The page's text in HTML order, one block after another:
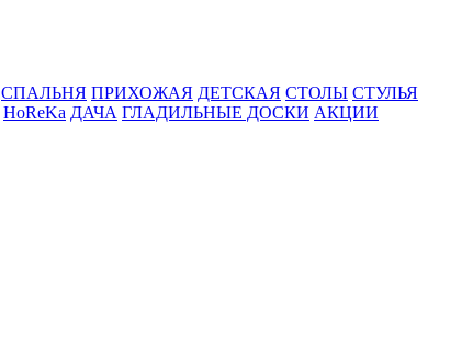
СПАЛЬНЯ ПРИХОЖАЯ ДЕТСКАЯ СТОЛЫ СТУЛЬЯ
HoReKa ДАЧА ГЛАДИЛЬНЫЕ ДОСКИ АКЦИИ